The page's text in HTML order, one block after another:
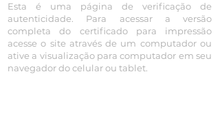
Esta é uma página de verificação de
autenticidade. Para acessar a versão
completa do certificado para impressão
acesse o site através de um computador ou
ative a visualização para computador em seu
navegador do celular ou tablet.